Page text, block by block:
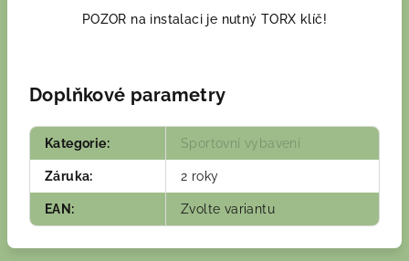
POZOR na instalaci je nutný TORX klíč!
Doplňkové parametry
Kategorie: Sportovní vybavení
Záruka: 2 roky
EAN : Zvolte variantu